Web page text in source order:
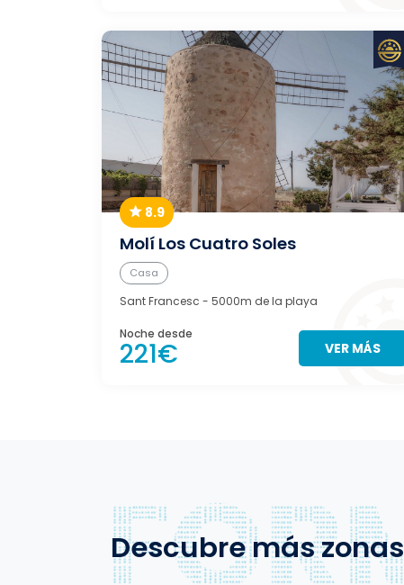
8.9
Molí Los Cuatro Soles
Casa
Sant Francesc - 5000m de la playa
Noche desde
221€ VER MÁS
Descubre más zonas